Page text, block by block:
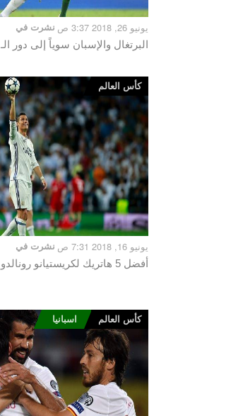
نشرت في يونيو 26, 2018 3:37 ص
البرتغال والإسبان سوياً إلى دور الـ 16
كأس العالم
نشرت في يونيو 16, 2018 7:31 ص
أفضل 5 هاتريك لكريستيانو رونالدو
كأس العالم اسبانيا